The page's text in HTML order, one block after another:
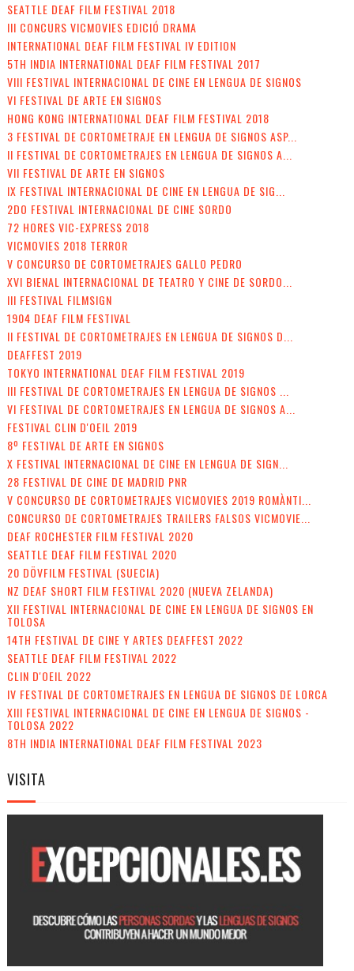
SEATTLE DEAF FILM FESTIVAL 2018
III CONCURS VICMOVIES EDICIÓ DRAMA
INTERNATIONAL DEAF FILM FESTIVAL IV EDITION
5TH INDIA INTERNATIONAL DEAF FILM FESTIVAL 2017
VIII FESTIVAL INTERNACIONAL DE CINE EN LENGUA DE SIGNOS
VI FESTIVAL DE ARTE EN SIGNOS
HONG KONG INTERNATIONAL DEAF FILM FESTIVAL 2018
3 FESTIVAL DE CORTOMETRAJE EN LENGUA DE SIGNOS ASP...
II FESTIVAL DE CORTOMETRAJES EN LENGUA DE SIGNOS A...
VII FESTIVAL DE ARTE EN SIGNOS
IX FESTIVAL INTERNACIONAL DE CINE EN LENGUA DE SIG...
2DO FESTIVAL INTERNACIONAL DE CINE SORDO
72 HORES VIC-EXPRESS 2018
VICMOVIES 2018 TERROR
V CONCURSO DE CORTOMETRAJES GALLO PEDRO
XVI BIENAL INTERNACIONAL DE TEATRO Y CINE DE SORDO...
III FESTIVAL FILMSIGN
1904 DEAF FILM FESTIVAL
II FESTIVAL DE CORTOMETRAJES EN LENGUA DE SIGNOS D...
DEAFFEST 2019
TOKYO INTERNATIONAL DEAF FILM FESTIVAL 2019
III FESTIVAL DE CORTOMETRAJES EN LENGUA DE SIGNOS ...
VI FESTIVAL DE CORTOMETRAJES EN LENGUA DE SIGNOS A...
FESTIVAL CLIN D'OEIL 2019
8º FESTIVAL DE ARTE EN SIGNOS
X FESTIVAL INTERNACIONAL DE CINE EN LENGUA DE SIGN...
28 FESTIVAL DE CINE DE MADRID PNR
V CONCURSO DE CORTOMETRAJES VICMOVIES 2019 ROMÀNTI...
CONCURSO DE CORTOMETRAJES TRAILERS FALSOS VICMOVIE...
DEAF ROCHESTER FILM FESTIVAL 2020
SEATTLE DEAF FILM FESTIVAL 2020
20 DÖVFILM FESTIVAL (SUECIA)
NZ DEAF SHORT FILM FESTIVAL 2020 (NUEVA ZELANDA)
XII FESTIVAL INTERNACIONAL DE CINE EN LENGUA DE SIGNOS EN
TOLOSA
14TH FESTIVAL DE CINE Y ARTES DEAFFEST 2022
SEATTLE DEAF FILM FESTIVAL 2022
CLIN D'OEIL 2022
IV FESTIVAL DE CORTOMETRAJES EN LENGUA DE SIGNOS DE LORCA
XIII FESTIVAL INTERNACIONAL DE CINE EN LENGUA DE SIGNOS -
TOLOSA 2022
8TH INDIA INTERNATIONAL DEAF FILM FESTIVAL 2023
VISITA